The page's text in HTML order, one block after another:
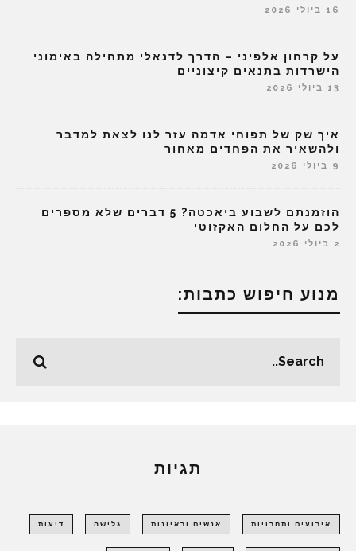
16 ביולי 2026
על קרחון אלפיני – הדרך לדנאלי מתחילה באימוני
הישרדות בתנאים קיצוניים
13 ביולי 2026
איך שק של תפוחי אדמה עזר לנו לצאת למדבר
ולהשאיר את הפחדים מאחור
9 ביולי 2026
הוזמנתם לשבוע ביאכטה? 5 דברים שלא מספרים
לכם על החלום האקזוטי
2 ביולי 2026
מנוע חיפוש כתבות:
תגיות
אירועים ותחרויות אנשים וראיונות גלישה דיעות